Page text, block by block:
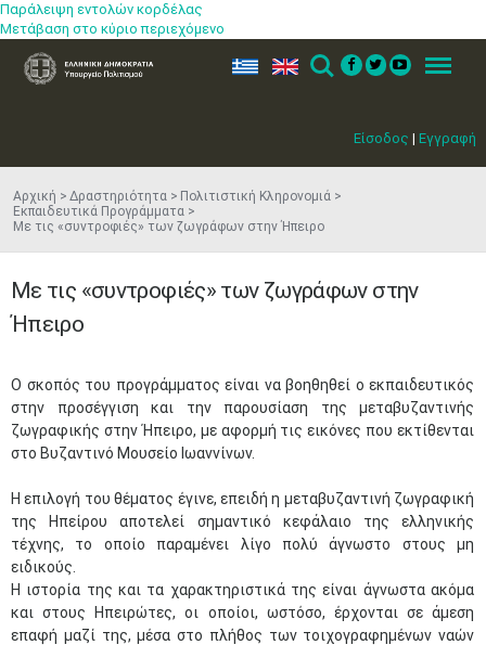
Παράλειψη εντολών κορδέλας
Μετάβαση στο κύριο περιεχόμενο
Είσοδος | Εγγραφή
ελ en Search Menu
Αρχική Δραστηριότητα
Πολιτιστική Κληρονομιά
Εκπαιδευτικά Προγράμματα
Με τις «συντροφιές» των ζωγράφων στην Ήπειρο
Με τις «συντροφιές» των ζωγράφων στην
Ήπειρο
Ο σκοπός του προγράμματος είναι να βοηθηθεί ο εκπαιδευτικός
στην προσέγγιση και την παρουσίαση της μεταβυζαντινής
ζωγραφικής στην Ήπειρο, με αφορμή τις εικόνες που εκτίθενται
στο Βυζαντινό Μουσείο Ιωαννίνων.
Η επιλογή του θέματος έγινε, επειδή η μεταβυζαντινή ζωγραφική
της Ηπείρου αποτελεί σημαντικό κεφάλαιο της ελληνικής
τέχνης, το οποίο παραμένει λίγο πολύ άγνωστο στους μη
ειδικούς.
Η ιστορία της και τα χαρακτηριστικά της είναι άγνωστα ακόμα
και στους Ηπειρώτες, οι οποίοι, ωστόσο, έρχονται σε άμεση
επαφή μαζί της, μέσα στο πλήθος των τοιχογραφημένων ναών